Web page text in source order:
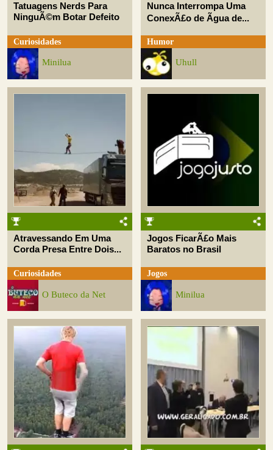
Tatuagens Nerds Para
NinguÃ©m Botar Defeito
Curiosidades
Minilua
Nunca Interrompa Uma
ConexÃ£o de Ãgua de...
Humor
Uhull
Atravessando Em Uma
Corda Presa Entre Dois...
Curiosidades
O Buteco da Net
Jogos FicarÃ£o Mais
Baratos no Brasil
Jogos
Minilua